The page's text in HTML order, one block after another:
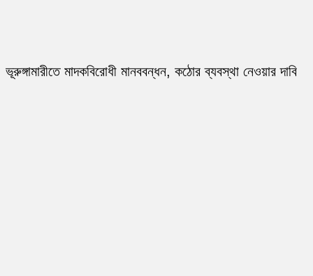
ভূরুঙ্গামারীতে মাদকবিরোধী মানববন্ধন, কঠোর ব্যবস্থা নেওয়ার দাবি